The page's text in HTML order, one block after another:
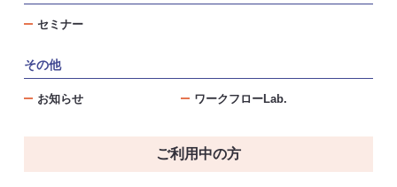
セミナー
その他
お知らせ ワークフローLab.
ご利用中の方